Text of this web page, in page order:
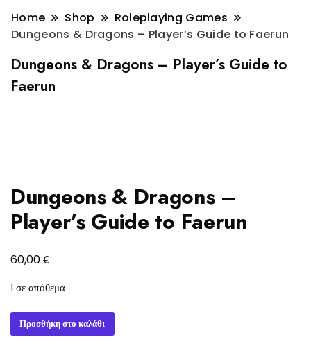
Home Shop
Roleplaying Games
Dungeons & Dragons – Player’s Guide to Faerun
Dungeons & Dragons – Player’s Guide to
Faerun
Dungeons & Dragons –
Player’s Guide to Faerun
60,00€
1 σε απόθεμα
Dungeons
&
Προσθήκη στο καλάθι